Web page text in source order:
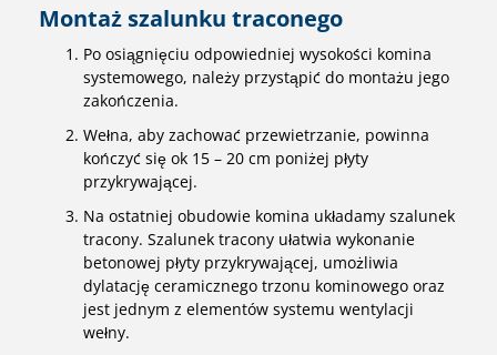
Montaż szalunku traconego
Po osiągnięciu odpowiedniej wysokości komina
systemowego, należy przystąpić do montażu jego
zakończenia.
Wełna, aby zachować przewietrzanie, powinna
kończyć się ok 15 – 20 cm poniżej płyty
przykrywającej.
Na ostatniej obudowie komina układamy szalunek
tracony. Szalunek tracony ułatwia wykonanie
betonowej płyty przykrywającej, umożliwia
dylatację ceramicznego trzonu kominowego oraz
jest jednym z elementów systemu wentylacji
wełny.